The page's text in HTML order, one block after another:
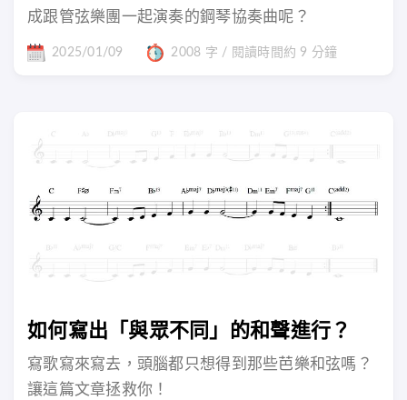
成跟管弦樂團一起演奏的鋼琴協奏曲呢？
2025/01/09 2008 字 / 閱讀時間約 9 分鐘
如何寫出「與眾不同」的和聲進行？
寫歌寫來寫去，頭腦都只想得到那些芭樂和弦嗎？
讓這篇文章拯救你！